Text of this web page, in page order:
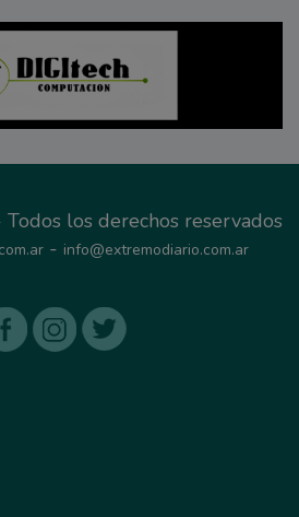
los derechos reservados
- info@extremodiario.com.ar